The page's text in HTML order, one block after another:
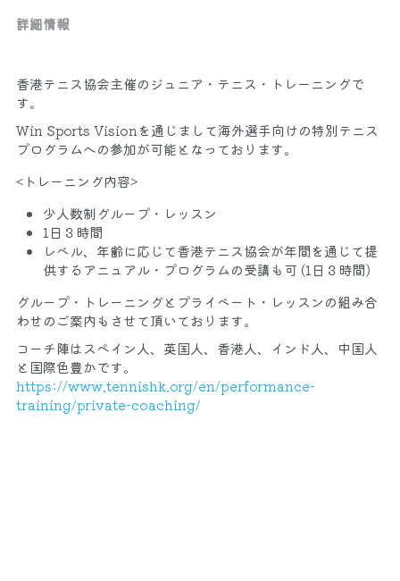
詳細情報
香港テニス協会主催のジュニア・テニス・トレーニングで
す。
Win Sports Visionを通じまして海外選手向けの特別テニス
プログラムへの参加が可能となっております。
<トレーニング内容>
少人数制グループ・レッスン
1日３時間
レベル、年齢に応じて香港テニス協会が年間を通じて提
供するアニュアル・プログラムの受講も可 (1日３時間)
グループ・トレーニングとプライベート・レッスンの組み合
わせのご案内もさせて頂いております。
コーチ陣はスペイン人、英国人、香港人、インド人、中国人
と国際色豊かです。
https://www.tennishk.org/en/performance-
training/private-coaching/